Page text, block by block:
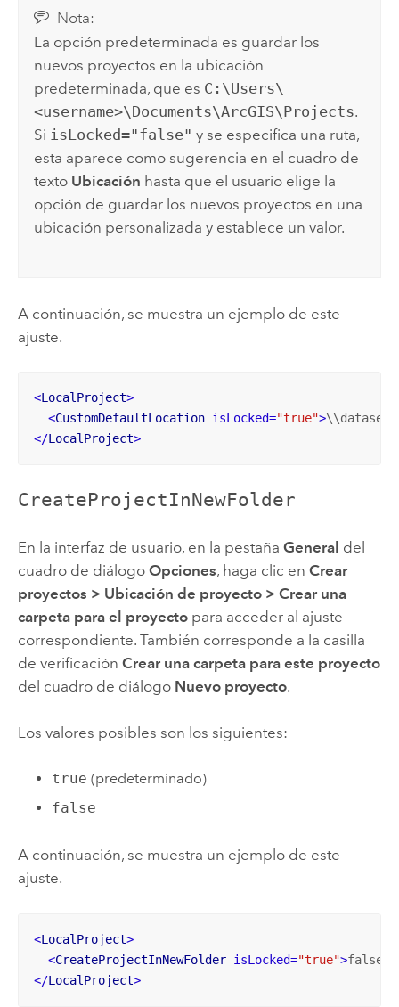
Nota:
La opción predeterminada es guardar los
nuevos proyectos en la ubicación
predeterminada, que es C:\Users\
<username>\Documents\ArcGIS\Projects.
Si isLocked="false" y se especifica una ruta,
esta aparece como sugerencia en el cuadro de
texto Ubicación hasta que el usuario elige la
opción de guardar los nuevos proyectos en una
ubicación personalizada y establece un valor.
A continuación, se muestra un ejemplo de este
ajuste.
<LocalProject>
<CustomDefaultLocation isLocked="true">
</LocalProject>
CreateProjectInNewFolder
En la interfaz de usuario, en la pestaña General del
cuadro de diálogo Opciones, haga clic en Crear
proyectos > Ubicación de proyecto > Crear una
carpeta para el proyectopara acceder al ajuste
correspondiente. También corresponde a la casilla
de verificación Crear una carpeta para este proyecto
del cuadro de diálogo Nuevo proyecto.
Los valores posibles son los siguientes:
true (predeterminado)
false
A continuación, se muestra un ejemplo de este
ajuste.
<LocalProject>
<CreateProjectInNewFolder isLocked="true">false
</LocalProject>